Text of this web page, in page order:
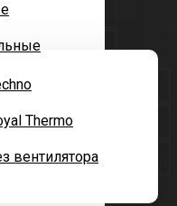
Thermo
вентилятора